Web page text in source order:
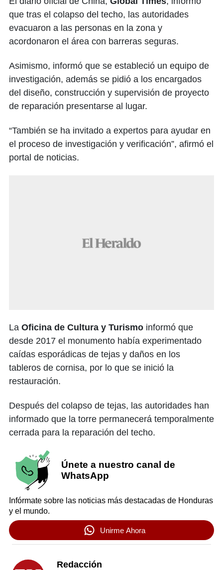
que tras el colapso del techo, las autoridades
evacuaron a las personas en la zona y
acordonaron el área con barreras seguras.
Asimismo, informó que se estableció un equipo de
investigación, además se pidió a los encargados
del diseño, construcción y supervisión de proyecto
de reparación presentarse al lugar.
“También se ha invitado a expertos para ayudar en
el proceso de investigación y verificación”, afirmó el
portal de noticias.
La Oficina de Cultura y Turismo informó que
desde 2017 el monumento había experimentado
caídas esporádicas de tejas y daños en los
tableros de cornisa, por lo que se inició la
restauración.
Después del colapso de tejas, las autoridades han
informado que la torre permanecerá temporalmente
cerrada para la reparación del techo.
Únete a nuestro canal de
WhatsApp
Infórmate sobre las noticias más destacadas de Honduras
y el mundo.
Unirme Ahora
Redacción